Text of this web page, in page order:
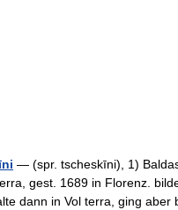
— (spr. tscheskīni), 1)
gest. 1689 in Florenz.
dann in Vol terra, ging aber